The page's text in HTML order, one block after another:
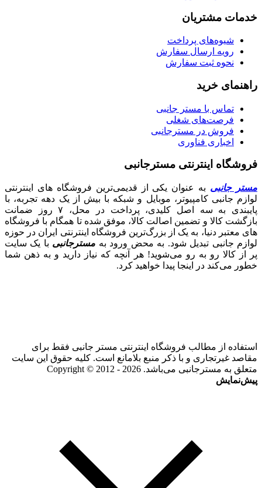
خدمات مشتریان
شیوه‌های پرداخت
رویه ارسال سفارش
نحوه ثبت سفارش
راهنمای خرید
تماس با مستر جانبی
فرصت‌های شغلی
فروش در مسترجانبی
اخباری فناوری
فروشگاه اینترنتی مسترجانبی
مستر جانبی به عنوان یکی از قدیمی‌ترین فروشگاه های اینترنتی
لوازم جانبی کامپیوتر، موبایل و شبکه با بیش از یک دهه تجربه، با
پایبندی به سه اصل کلیدی، پرداخت در محل، ۷ روز ضمانت
بازگشت کالا و تضمین اصالت کالا، موفق شده تا همگام با فروشگاه‌
های معتبر دنیا، به یک از بزرگ‌ترین فروشگاه اینترنتی ایران در حوزه
لوازم جانبی تبدیل شود. به محض ورود به مسترجانبی با یک سایت
پر از کالا رو به رو می‌شوید! هر آنچه که نیاز دارید و به ذهن شما
خطور می‌کند در اینجا پیدا خواهید کرد.
استفاده از مطالب فروشگاه اینترنتی مستر جانبی فقط برای
مقاصد غیرتجاری و با ذکر منبع بلامانع است. کلیه حقوق این سایت
متعلق به مسترجانبی می‌باشد. Copyright © 2012 - 2026
پیش‌نمایش